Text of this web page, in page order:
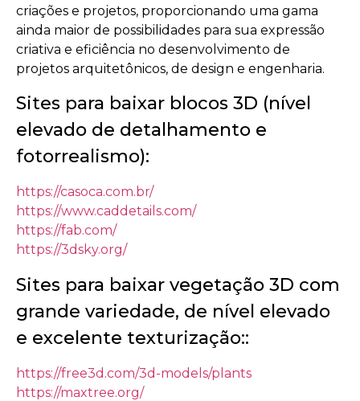
criações e projetos, proporcionando uma gama
ainda maior de possibilidades para sua expressão
criativa e eficiência no desenvolvimento de
projetos arquitetônicos, de design e engenharia.
Sites para baixar blocos 3D (nível
elevado de detalhamento e
fotorrealismo):
https://casoca.com.br/
https://www.caddetails.com/
https://fab.com/
https://3dsky.org/
Sites para baixar vegetação 3D com
grande variedade, de nível elevado
e excelente texturização::
https://free3d.com/3d-models/plants
https://maxtree.org/